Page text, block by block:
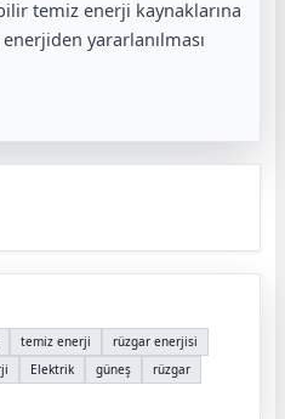
temiz enerji kaynaklarına
yararlanılması
temiz enerji
rüzgar enerjisi
Elektrik güneş
rüzgar